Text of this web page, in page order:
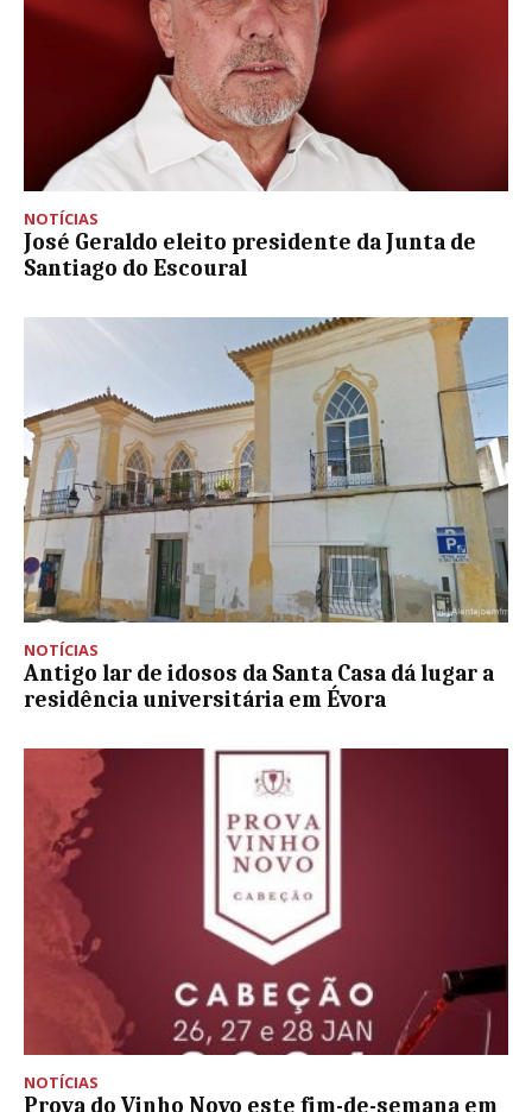
NOTÍCIAS
José Geraldo eleito presidente da Junta de
Santiago do Escoural
NOTÍCIAS
Antigo lar de idosos da Santa Casa dá lugar a
residência universitária em Évora
NOTÍCIAS
Prova do Vinho Novo este fim-de-semana em